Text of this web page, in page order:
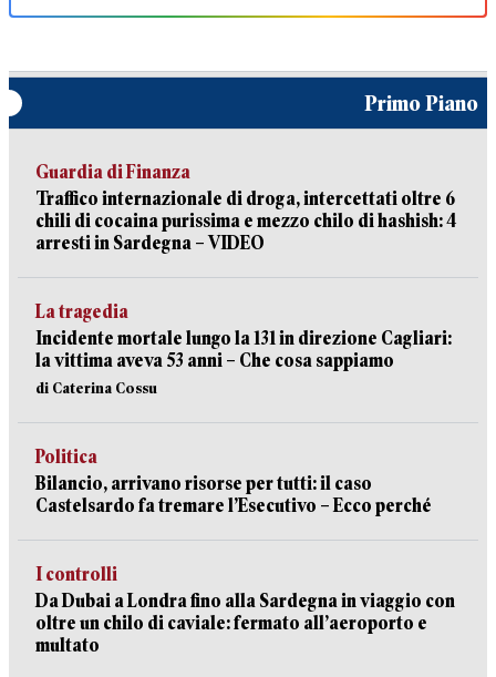
Primo Piano
Guardia di Finanza
Traffico internazionale di droga, intercettati oltre 6
chili di cocaina purissima e mezzo chilo di hashish: 4
arresti in Sardegna – VIDEO
La tragedia
Incidente mortale lungo la 131 in direzione Cagliari:
la vittima aveva 53 anni – Che cosa sappiamo
di Caterina Cossu
Politica
Bilancio, arrivano risorse per tutti: il caso
Castelsardo fa tremare l’Esecutivo – Ecco perché
I controlli
Da Dubai a Londra fino alla Sardegna in viaggio con
oltre un chilo di caviale: fermato all’aeroporto e
multato